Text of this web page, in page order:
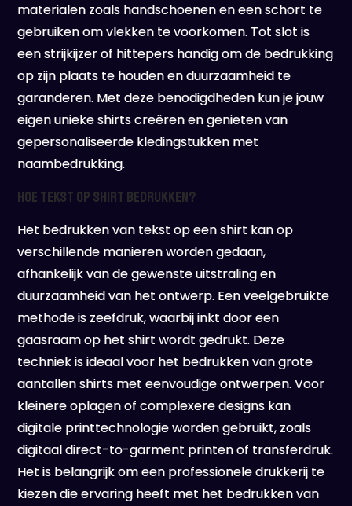
materialen zoals handschoenen en een schort te
gebruiken om vlekken te voorkomen. Tot slot is
een strijkijzer of hittepers handig om de bedrukking
op zijn plaats te houden en duurzaamheid te
garanderen. Met deze benodigdheden kun je jouw
eigen unieke shirts creëren en genieten van
gepersonaliseerde kledingstukken met
naambedrukking.
Hoe tekst op shirt bedrukken?
Het bedrukken van tekst op een shirt kan op
verschillende manieren worden gedaan,
afhankelijk van de gewenste uitstraling en
duurzaamheid van het ontwerp. Een veelgebruikte
methode is zeefdruk, waarbij inkt door een
gaasraam op het shirt wordt gedrukt. Deze
techniek is ideaal voor het bedrukken van grote
aantallen shirts met eenvoudige ontwerpen. Voor
kleinere oplagen of complexere designs kan
digitale printtechnologie worden gebruikt, zoals
digitaal direct-to-garment printen of transferdruk.
Het is belangrijk om een professionele drukkerij te
kiezen die ervaring heeft met het bedrukken van